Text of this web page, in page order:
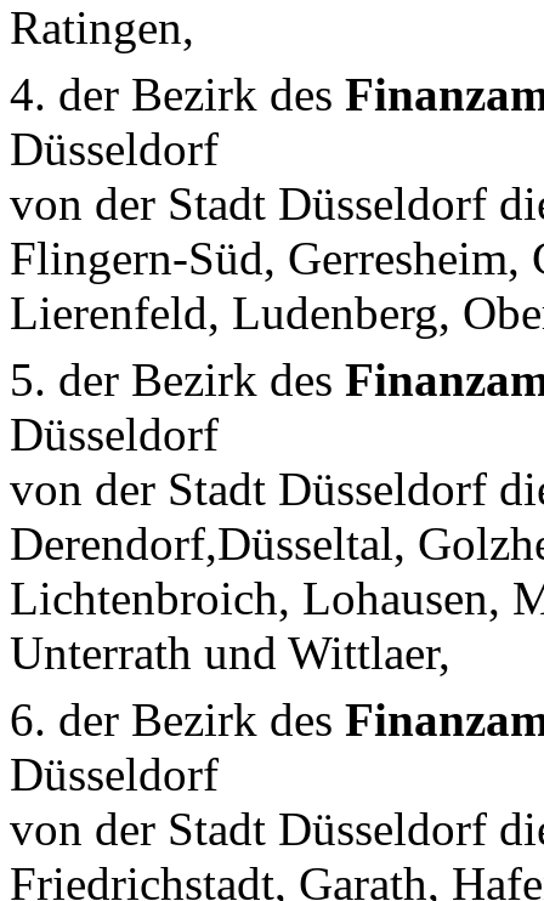
Ratingen,
4. der Bezirk des
Düsseldorf
von der Stadt Düsseldorf
Flingern-Süd, Gerresheim,
Lierenfeld, Ludenberg,
5. der Bezirk des
Düsseldorf
von der Stadt Düsseldorf
Derendorf,Düsseltal,
Lichtenbroich, Lohausen,
Unterrath und Wittlaer,
6. der Bezirk des
Düsseldorf
von der Stadt Düsseldorf
Friedrichstadt, Garath,